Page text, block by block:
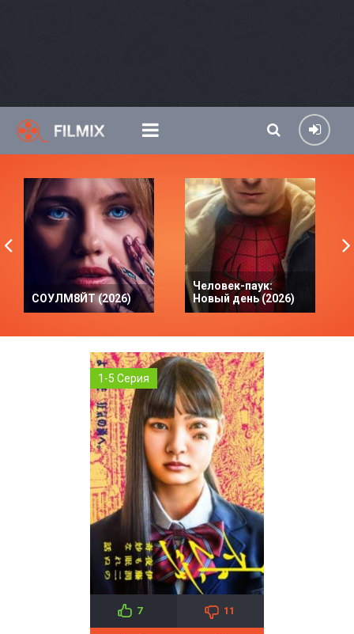
СОУЛМ8ЙТ (2026)
Человек-паук:
Новый день (2026)
1-5 Серия
7 11